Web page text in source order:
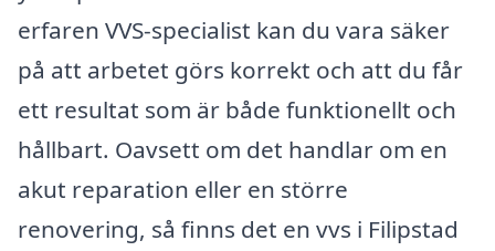
erfaren VVS-specialist kan du vara säker
på att arbetet görs korrekt och att du får
ett resultat som är både funktionellt och
hållbart. Oavsett om det handlar om en
akut reparation eller en större
renovering, så finns det en vvs i Filipstad